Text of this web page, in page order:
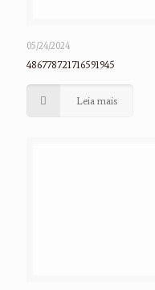
05/24/2024
486778721716591945
Leia mais